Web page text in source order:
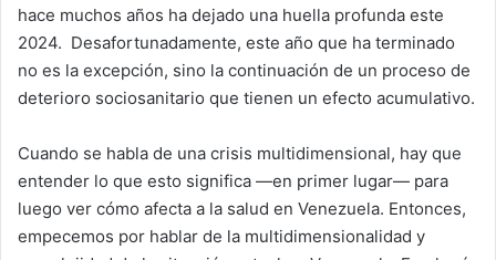
hace muchos años ha dejado una huella profunda este
2024. Desafortunadamente, este año que ha terminado
no es la excepción, sino la continuación de un proceso de
deterioro sociosanitario que tienen un efecto acumulativo.
Cuando se habla de una crisis multidimensional, hay que
entender lo que esto significa ­—en primer lugar— para
luego ver cómo afecta a la salud en Venezuela. Entonces,
empecemos por hablar de la multidimensionalidad y